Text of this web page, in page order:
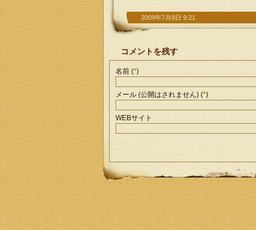
2009年7月8日 9:21
コメントを残す
名前 (*)
メール (公開はされません) (*)
WEBサイト